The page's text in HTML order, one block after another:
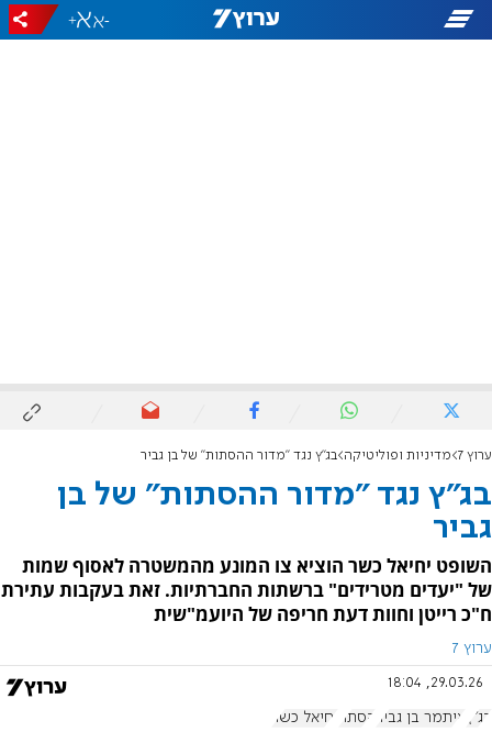
-
+
ערוץ 7 מדיניות ופוליטיקה בג"ץ נגד "מדור ההסתות" של בן גביר
בג"ץ נגד "מדור ההסתות" של בן
גביר
השופט יחיאל כשר הוציא צו המונע מהמשטרה לאסוף שמות
של "יעדים מטרידים" ברשתות החברתיות. זאת בעקבות עתירת
ח"כ רייטן וחוות דעת חריפה של היועמ"שית
ערוץ 7
29.03.26, 18:04
בג"ץ איתמר בן גביר הסתה יחיאל כשר